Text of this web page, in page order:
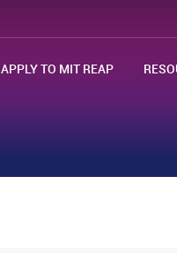
APPLY TO MIT REAP